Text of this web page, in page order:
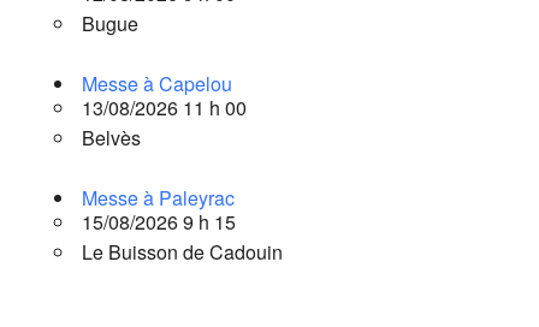
Bugue
Messe à Capelou
13/08/2026 11 h 00
Belvès
Messe à Paleyrac
15/08/2026 9 h 15
Le Buisson de Cadouin